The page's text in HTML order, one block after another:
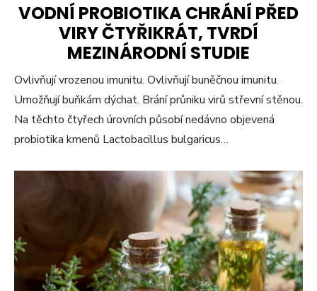
VODNÍ PROBIOTIKA CHRÁNÍ PŘED
VIRY ČTYŘIKRÁT, TVRDÍ
MEZINÁRODNÍ STUDIE
Ovlivňují vrozenou imunitu. Ovlivňují buněčnou imunitu.
Umožňují buňkám dýchat. Brání průniku virů střevní stěnou.
Na těchto čtyřech úrovních působí nedávno objevená
probiotika kmenů Lactobacillus bulgaricus…